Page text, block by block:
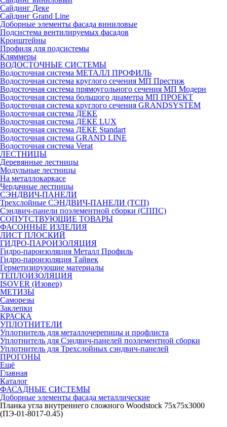
Сайдинг Деке
Сайдинг Grand Line
Доборные элементы фасада виниловые
Подсистема вентилируемых фасадов
Кронштейны
Профиля для подсистемы
Кляммеры
ВОДОСТОЧНЫЕ СИСТЕМЫ
Водосточная система МЕТАЛЛ ПРОФИЛЬ
Водосточная система круглого сечения МП Престиж
Водосточная система прямоугольного сечения МП Модерн
Водосточная система большого диаметра МП ПРОЕКТ
Водосточная система круглого сечения GRANDSYSTEM
Водосточная система ДЕКЕ
Водосточная система ДЕКЕ LUX
Водосточная система ДЕКЕ Standart
Водосточная система GRAND LINE
Водосточная система Verat
ЛЕСТНИЦЫ
Деревянные лестницы
Модульные лестницы
На металлокаркасе
Чердачные лестницы
СЭНДВИЧ-ПАНЕЛИ
Трехслойные СЭНДВИЧ-ПАНЕЛИ (ТСП)
Сэндвич-панели поэлементной сборки (СППС)
СОПУТСТВУЮЩИЕ ТОВАРЫ
ФАСОННЫЕ ИЗДЕЛИЯ
ЛИСТ ПЛОСКИЙ
ГИДРО-ПАРОИЗОЛЯЦИЯ
Гидро-пароизоляция Металл Профиль
Гидро-пароизоляция Тайвек
Герметизирующие материалы
ТЕПЛОИЗОЛЯЦИЯ
ISOVER (Изовер)
МЕТИЗЫ
Саморезы
Заклепки
КРАСКА
УПЛОТНИТЕЛИ
Уплотнитель для металлочерепицы и профлиста
Уплотнитель для Сэндвич-панелей поэлементной сборки
Уплотнитель для Трехслойных сэндвич-панелей
ПРОГОНЫ
Ещё
Главная
Каталог
ФАСАДНЫЕ СИСТЕМЫ
Доборные элементы фасада металлические
Планка угла внутреннего сложного Woodstock 75х75х3000
(ПЭ-01-8017-0.45)